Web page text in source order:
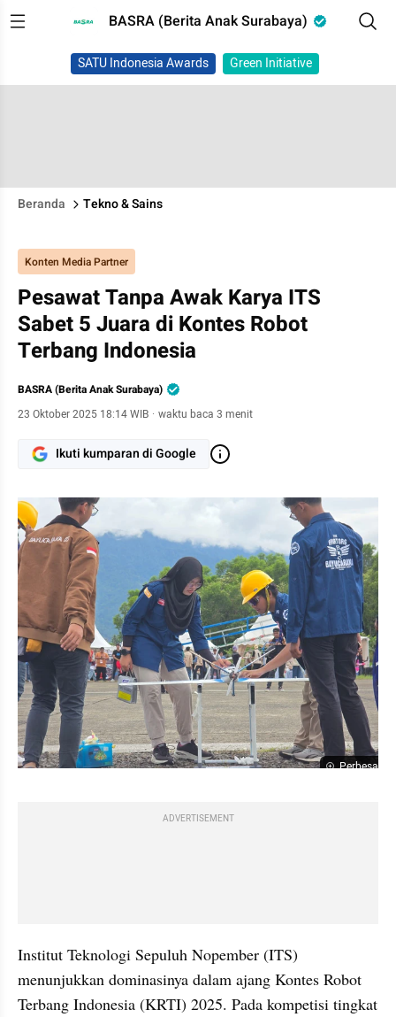
BASRA (Berita Anak Surabaya)
SATU Indonesia Awards Green Initiative
Beranda Tekno & Sains
Konten Media Partner
Pesawat Tanpa Awak Karya ITS
Sabet 5 Juara di Kontes Robot
Terbang Indonesia
BASRA (Berita Anak Surabaya)
23 Oktober 2025 18:14 WIB · waktu baca 3 menit
Ikuti kumparan di Google
Perbesar
ADVERTISEMENT
Institut Teknologi Sepuluh Nopember (ITS)
menunjukkan dominasinya dalam ajang Kontes Robot
Terbang Indonesia (KRTI) 2025. Pada kompetisi tingkat